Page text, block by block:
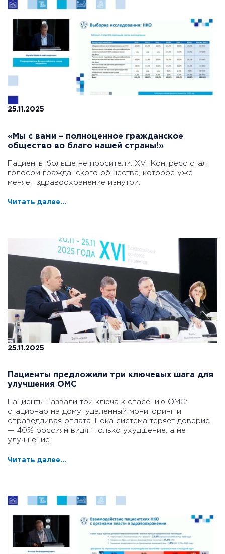
25.11.2025
«Мы с вами – полноценное гражданское
общество во благо нашей страны!»
Пациенты больше не просители: XVI Конгресс стал
голосом гражданского общества, которое уже
меняет здравоохранение изнутри.
Читать далее...
25.11.2025
Пациенты предложили три ключевых шага для
улучшения ОМС
Пациенты назвали три ключа к спасению ОМС:
стационар на дому, удаленный мониторинг и
справедливая оплата. Пока система теряет доверие
— 40% россиян видят только ухудшение, а не
улучшение.
Читать далее...